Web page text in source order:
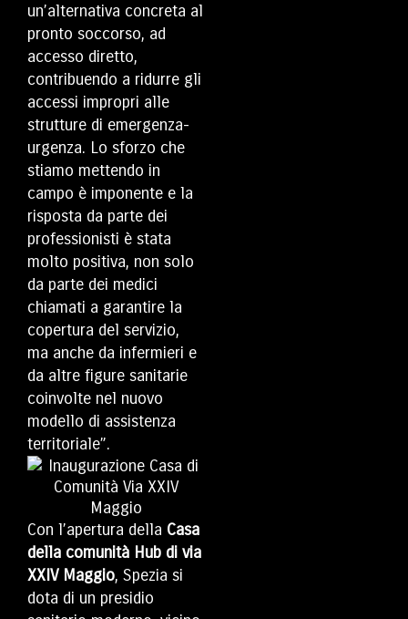
un’alternativa concreta al
pronto soccorso, ad
accesso diretto,
contribuendo a ridurre gli
accessi impropri alle
strutture di emergenza-
urgenza. Lo sforzo che
stiamo mettendo in
campo è imponente e la
risposta da parte dei
professionisti è stata
molto positiva, non solo
da parte dei medici
chiamati a garantire la
copertura del servizio,
ma anche da infermieri e
da altre figure sanitarie
coinvolte nel nuovo
modello di assistenza
territoriale”.
Con l’apertura della Casa
della comunità Hub di via
XXIV Maggio, Spezia si
dota di un presidio